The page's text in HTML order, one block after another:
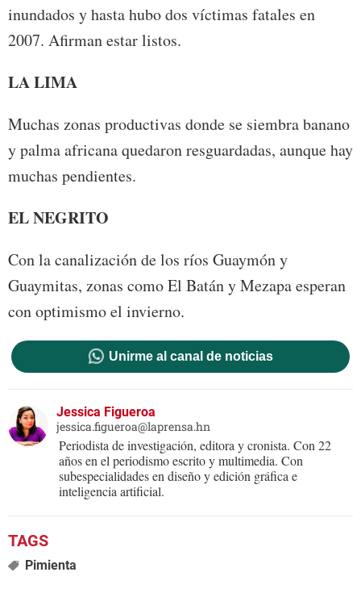
inundados y hasta hubo dos víctimas fatales en
2007. Afirman estar listos.
LA LIMA
Muchas zonas productivas donde se siembra banano
y palma africana quedaron resguardadas, aunque hay
muchas pendientes.
EL NEGRITO
Con la canalización de los ríos Guaymón y
Guaymitas, zonas como El Batán y Mezapa esperan
con optimismo el invierno.
Unirme al canal de noticias
Jessica Figueroa
jessica.figueroa@laprensa.hn
Periodista de investigación, editora y cronista. Con 22
años en el periodismo escrito y multimedia. Con
subespecialidades en diseño y edición gráfica e
inteligencia artificial.
Pimienta